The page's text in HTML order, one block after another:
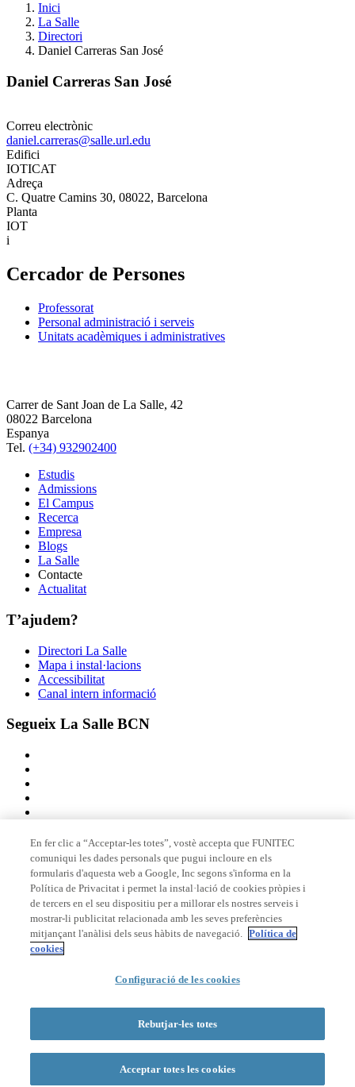
Inici
La Salle
Directori
Daniel Carreras San José
Daniel Carreras San José
Correu electrònic
daniel.carreras@salle.url.edu
Edifici
IOTICAT
Adreça
C. Quatre Camins 30, 08022, Barcelona
Planta
IOT
i
Cercador de Persones
Professorat
Personal administració i serveis
Unitats acadèmiques i administratives
Carrer de Sant Joan de La Salle, 42
08022 Barcelona
Espanya
Tel. (+34) 932902400
Estudis
Admissions
El Campus
Recerca
Empresa
Blogs
La Salle
Contacte
Actualitat
T’ajudem?
Directori La Salle
Mapa i instal·lacions
Accessibilitat
Canal intern informació
Segueix La Salle BCN
Membre de
Acreditacions
© 2026 La Salle Campus Barcelona - URL |Avís legal
Formulari de cerca
En fer clic a “Acceptar-les totes”, vostè accepta que FUNITEC
comuniqui les dades personals que pugui incloure en els
formularis d'aquesta web a Google, Inc segons s'informa en la
Política de Privacitat i permet la instal·lació de cookies pròpies i
de tercers en el seu dispositiu per a millorar els nostres serveis i
mostrar-li publicitat relacionada amb les seves preferències
mitjançant l'anàlisi dels seus hàbits de navegació. Política de
cookies
Configuració de les cookies
Rebutjar-les totes
Acceptar totes les cookies